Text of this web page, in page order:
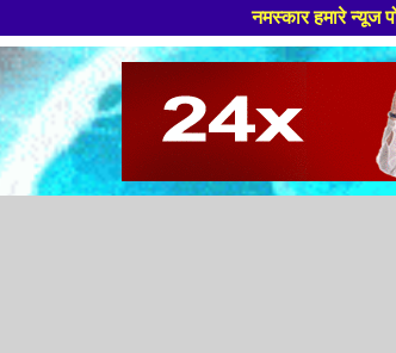
नमस्कार हमारे न्यूज पोर्टल - मे आपका